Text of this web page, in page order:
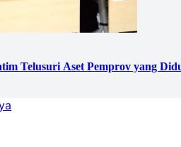
Telusuri Aset Pemprov yang